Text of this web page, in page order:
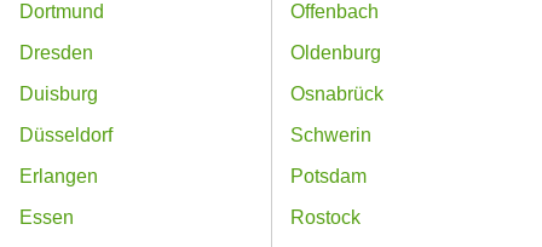
Dortmund
Dresden
Duisburg
Düsseldorf
Erlangen
Essen
Offenbach
Oldenburg
Osnabrück
Schwerin
Potsdam
Rostock